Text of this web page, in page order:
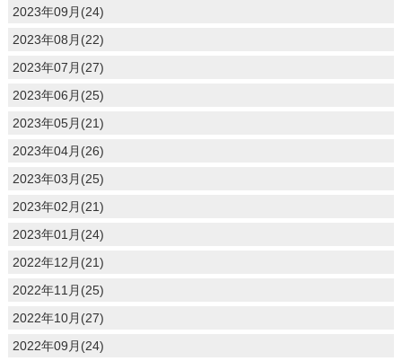
2023年09月(24)
2023年08月(22)
2023年07月(27)
2023年06月(25)
2023年05月(21)
2023年04月(26)
2023年03月(25)
2023年02月(21)
2023年01月(24)
2022年12月(21)
2022年11月(25)
2022年10月(27)
2022年09月(24)